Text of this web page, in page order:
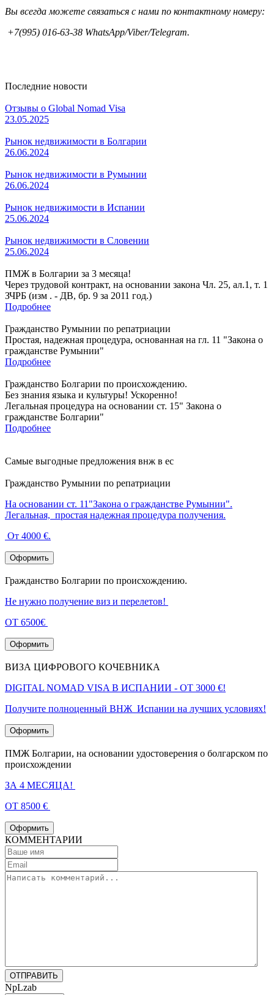
Вы всегда можете связаться с нами по контактному номеру:
+7(995) 016-63-38 WhatsApp/Viber/Telegram.
Последние новости
Отзывы о Global Nomad Visa
23.05.2025
Рынок недвижимости в Болгарии
26.06.2024
Рынок недвижимости в Румынии
26.06.2024
Рынок недвижимости в Испании
25.06.2024
Рынок недвижимости в Словении
25.06.2024
ПМЖ в Болгарии за 3 месяца!
Через трудовой контракт, на основании закона Чл. 25, ал.1, т. 1
ЗЧРБ (изм . - ДВ, бр. 9 за 2011 год.)
Подробнее
Гражданство Румынии по репатриации
Простая, надежная процедура, основанная на гл. 11 "Закона о
гражданстве Румынии"
Подробнее
Гражданство Болгарии по происхождению.
Без знания языка и культуры! Ускоренно!
Легальная процедура на основании ст. 15" Закона о
гражданстве Болгарии"
Подробнее
Самые выгодные предложения внж в ес
Гражданство Румынии по репатриации
На основании ст. 11"Закона о гражданстве Румынии".
Легальная, простая надежная процедура получения.
От 4000 €.
Оформить
Гражданство Болгарии по происхождению.
Не нужно получение виз и перелетов!
ОТ 6500€
Оформить
ВИЗА ЦИФРОВОГО КОЧЕВНИКА
DIGITAL NOMAD VISA В ИСПАНИИ - ОТ 3000 €!
Получите полноценный ВНЖ Испании на лучших условиях!
Оформить
ПМЖ Болгарии, на основании удостоверения о болгарском по
происхождении
ЗА 4 МЕСЯЦА!
ОТ 8500 €
Оформить
КОММЕНТАРИИ
ОТПРАВИТЬ
NpLzab